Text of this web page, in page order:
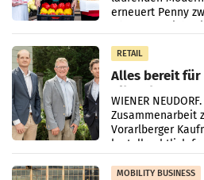
erneuert Penny
RETAIL
Alles bereit für
Albrecht setzt
WIENER
Zusammenarbeit
Vorarlberger
kartellrechtlich
MOBILITY BUSINESS